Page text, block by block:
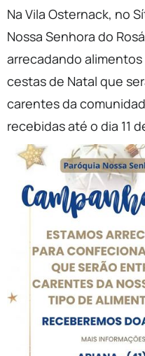
Na Vila Osternack, no
Nossa Senhora do
arrecadando
cestas de Natal que
carentes da
recebidas até o dia 11